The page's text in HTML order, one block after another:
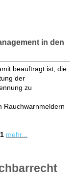
in den
beauftragt ist, die
der
zu
Rauchwarnmeldern
mehr...